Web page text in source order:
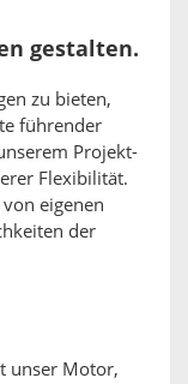
gestalten.
zu bieten,
führender
Projekt-
Flexibilität.
eigenen
der
unser Motor,